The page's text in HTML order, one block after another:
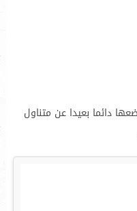
دائما بعيدا عن متناول